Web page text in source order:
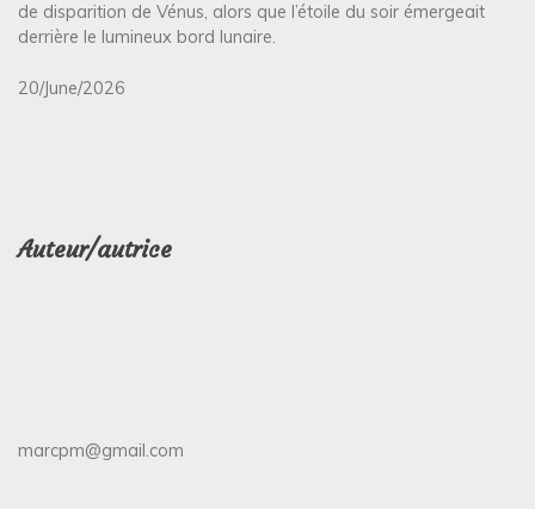
de disparition de Vénus, alors que l’étoile du soir émergeait
derrière le lumineux bord lunaire.
20/June/2026
Auteur/autrice
marcpm@gmail.com